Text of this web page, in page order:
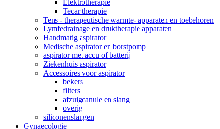
Elektrotherapie
Tecar therapie
Tens - therapeutische warmte- apparaten en toebehoren
Lymfedrainage en druktherapie apparaten
Handmatig aspirator
Medische aspirator en borstpomp
aspirator met accu of batterij
Ziekenhuis aspirator
Accessoires voor aspirator
bekers
filters
afzuigcanule en slang
overig
siliconenslangen
Gynaecologie